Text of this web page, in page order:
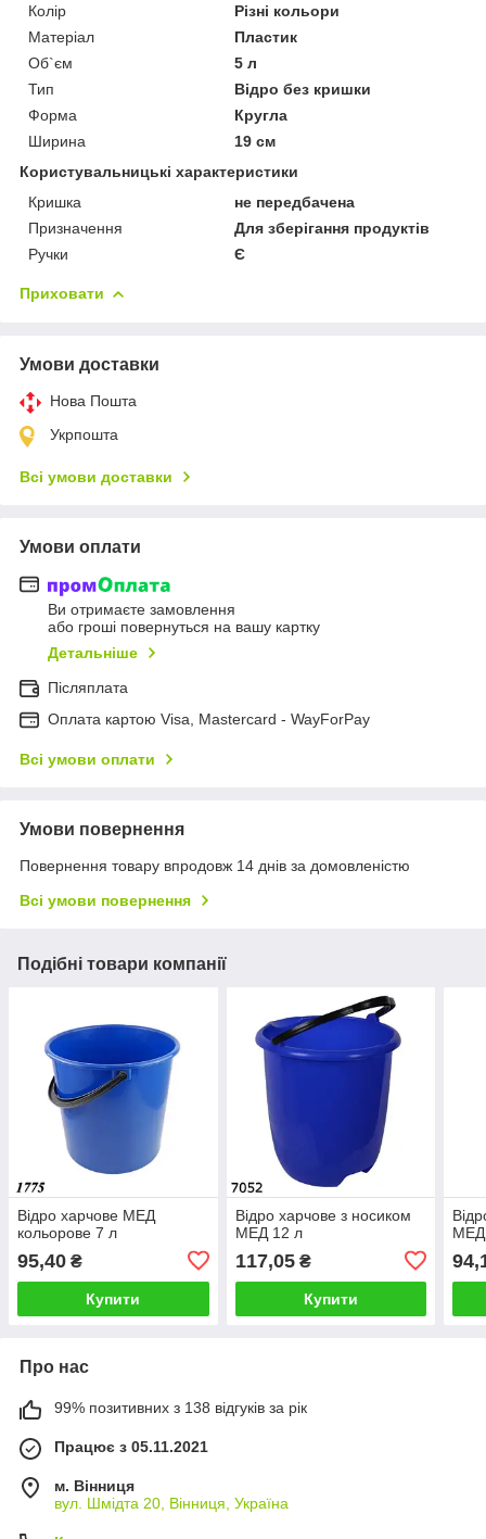
Колір
Різні кольори
Матеріал
Пластик
Об`єм
5 л
Тип
Відро без кришки
Форма
Кругла
Ширина
19 см
Користувальницькі характеристики
Кришка
не передбачена
Призначення
Для зберігання продуктів
Ручки
Є
Приховати
Умови доставки
Нова Пошта
Укрпошта
Всі умови доставки
Умови оплати
Ви отримаєте замовлення
або гроші повернуться на вашу картку
Детальніше
Післяплата
Оплата картою Visa, Mastercard - WayForPay
Всі умови оплати
Умови повернення
Повернення товару впродовж 14 днів за домовленістю
Всі умови повернення
Подібні товари компанії
Відро харчове МЕД
кольорове 7 л
95,40 ₴
Купити
Відро харчове з носиком
МЕД 12 л
117,05₴
Купити
МЕД
Про нас
99% позитивних з 138 відгуків за рік
Працює з 05.11.2021
м. Вінниця
вул. Шмідта 20, Вінниця, Україна